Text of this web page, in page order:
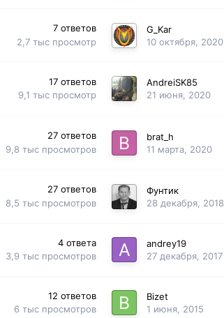
7 ответов
2,7 тыс просмотр
G_Kar
10 октября, 2020
17 ответов
9,1 тыс просмотр
AndreiSK85
21 июня, 2020
27 ответов
9,8 тыс просмотров
brat_h
11 марта, 2020
27 ответов
8,5 тыс просмотров
Фунтик
28 декабря, 2018
4 ответа
3,9 тыс просмотров
andrey19
27 декабря, 2017
12 ответов
6 тыс просмотров
Bizet
1 июня, 2015